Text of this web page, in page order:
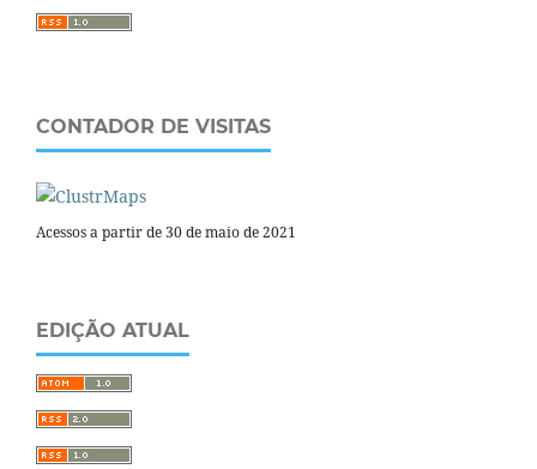
CONTADOR DE VISITAS
Acessos a partir de 30 de maio de 2021
EDIÇÃO ATUAL